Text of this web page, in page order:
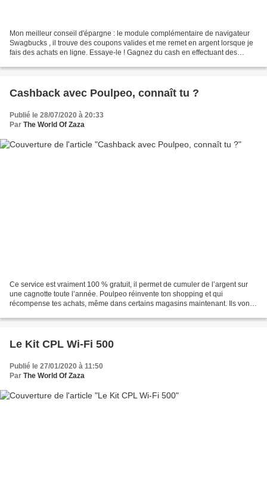
Mon meilleur conseil d'épargne : le module complémentaire de navigateur
Swagbucks , il trouve des coupons valides et me remet en argent lorsque je
fais des achats en ligne. Essaye-le ! Gagnez du cash en effectuant des
Cashback avec Poulpeo, connaît tu ?
Publié le 28/07/2020 à 20:33
Par The World Of Zaza
Ce service est vraiment 100 % gratuit, il permet de cumuler de l’argent sur
une cagnotte toute l’année. Poulpeo réinvente ton shopping et qui
récompense tes achats, même dans certains magasins maintenant. Ils vont
Le Kit CPL Wi-Fi 500
Publié le 27/01/2020 à 11:50
Par The World Of Zaza